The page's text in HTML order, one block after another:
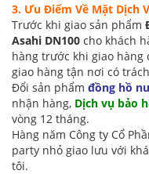
3. Ưu Điểm Về Mặt Dịch
Trước khi giao sản phẩm
Asahi DN100 cho khách
hàng trước khi giao hàng
giao hàng tận nơi có
Đổi sản phẩm đồng hồ
nhận hàng, Dịch vụ bảo
vòng 12 tháng.
Hàng năm Công ty Cổ
party nhỏ giao lưu với
tôi.